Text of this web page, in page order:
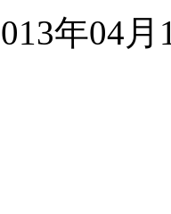
年04月